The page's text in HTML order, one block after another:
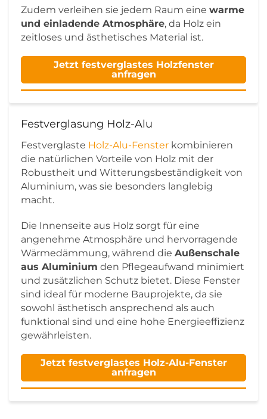
Zudem verleihen sie jedem Raum eine warme
und einladende Atmosphäre, da Holz ein
zeitloses und ästhetisches Material ist.
Jetzt festverglastes Holzfenster
anfragen
Festverglasung Holz-Alu
Festverglaste Holz-Alu-Fenster kombinieren
die natürlichen Vorteile von Holz mit der
Robustheit und Witterungsbeständigkeit von
Aluminium, was sie besonders langlebig
macht.
Die Innenseite aus Holz sorgt für eine
angenehme Atmosphäre und hervorragende
Wärmedämmung, während die Außenschale
aus Aluminium den Pflegeaufwand minimiert
und zusätzlichen Schutz bietet. Diese Fenster
sind ideal für moderne Bauprojekte, da sie
sowohl ästhetisch ansprechend als auch
funktional sind und eine hohe Energieeffizienz
gewährleisten.
Jetzt festverglastes Holz-Alu-Fenster
anfragen